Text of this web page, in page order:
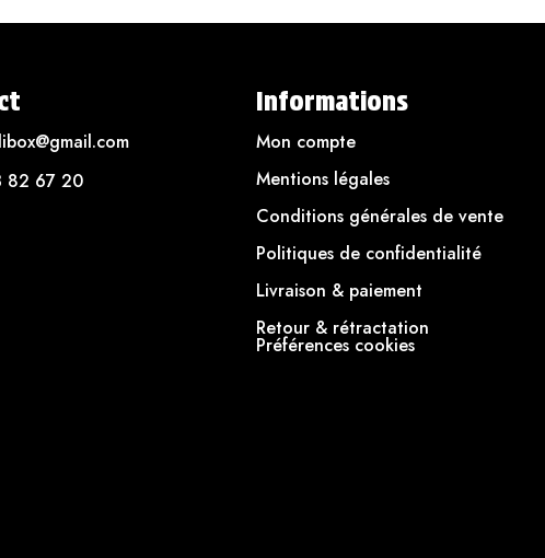
82 67 20
Informations
Mon compte
Mentions légales
Conditions générales de vente
Politiques de confidentialité
Livraison & paiement
Retour & rétractation
Préférences cookies